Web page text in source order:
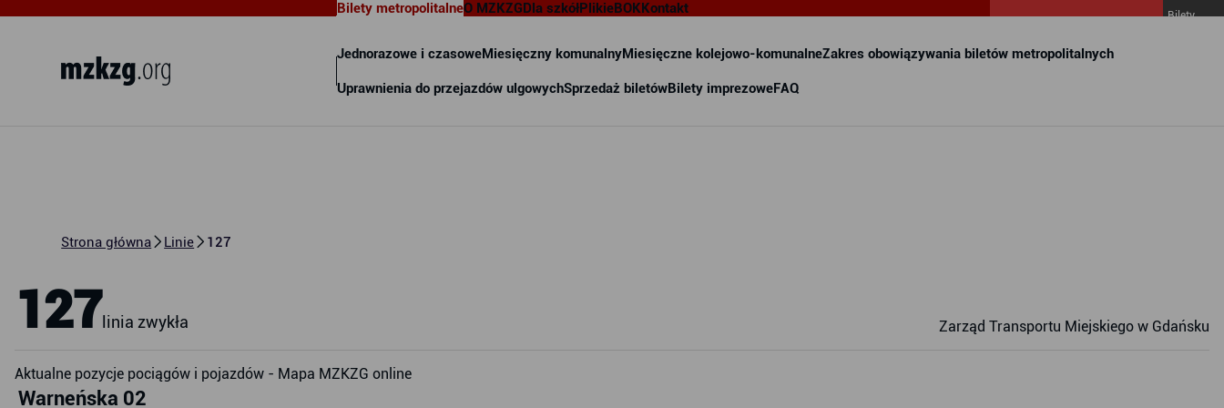
Bilety metropolitalne
Jednorazowe i czasoweMiesięczny komunalnyMiesięczne kolejowo-komunalneZakres obowiązywania biletów metropolitalnych
Uprawnienia do przejazdów ulgowychSprzedaż biletówBilety imprezoweFAQ
O MZKZGDla szkółPlikieBOKKontakt
Bilety
Strona główna Linie 127
127 linia zwykła Zarząd Transportu Miejskiego w Gdańsku
Aktualne pozycje pociągów i pojazdów - Mapa MZKZG online
Warneńska 02